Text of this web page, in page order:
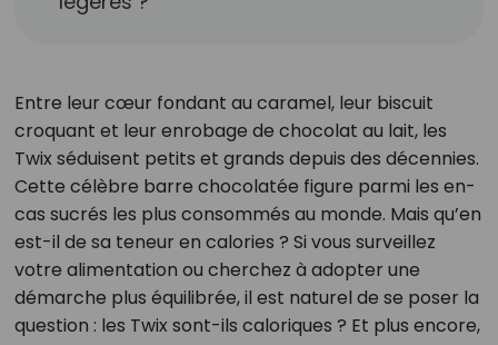
Entre leur cœur fondant au caramel, leur biscuit
croquant et leur enrobage de chocolat au lait, les
Twix séduisent petits et grands depuis des décennies.
Cette célèbre barre chocolatée figure parmi les en-
cas sucrés les plus consommés au monde. Mais qu’en
est-il de sa teneur en calories ? Si vous surveillez
votre alimentation ou cherchez à adopter une
démarche plus équilibrée, il est naturel de se poser la
question : les Twix sont-ils caloriques ? Et plus encore,